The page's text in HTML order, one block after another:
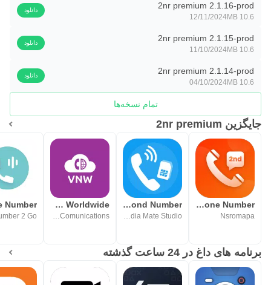
2nr premium 2.1.16-prod
10.6 MB
12/11/2024
دانلود
2nr premium 2.1.15-prod
10.6 MB
11/10/2024
دانلود
2nr premium 2.1.14-prod
10.6 MB
04/10/2024
دانلود
تمام نسخه‌ها
جایگزین 2nr premium
2nd Line - Second Phone Number
Nsromapa
Insta Caller: Second Number
Virtual Number PRO Worldwide
2 Go
برنامه های داغ در 24 ساعت گذشته